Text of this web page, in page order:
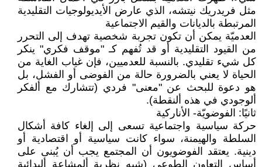
مثل فريدريك نيتشه، الذي عارض الأيديولوجيات التقليدية
المرتبطة بالديانات والقيم الاجتماعية
العدميّة يمكن أن تكون تجربة شخصية تهدف إلى التحرر
من القيود التقليدية أو قد تُفهم كـ "موقف فكري" ينكر
كل شيء تقليدي. بالنسبة للعدميين، فإن غياب الغاية من
الحياة لا يعني بالضرورة حالة من الفوضى أو الفشل، بل
هو دعوة للبحث عن "معنى" فردي (تتشارك مع ألفكر
ألوجودي في هذه ألنقطة).
ثانيًا: الفوضويّة- الأناركية
حركة سياسية واجتماعية تسعى إلى إلغاء كافة أشكال
السلطة والهيمنة، سواء كانت سياسية أو اقتصادية أو
دينية. يعتقد الفوضويون أن المجتمع يجب أن يُبنى على
أساس التعاون الطوعي (شبه نظرية ألمشاعة ألبدائية